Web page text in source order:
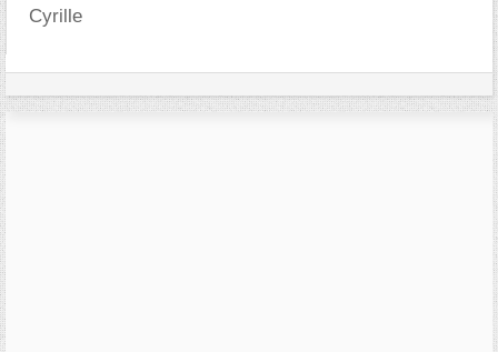
Cyrille